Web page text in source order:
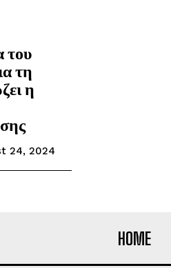
του
τη
η
24, 2024
HOME